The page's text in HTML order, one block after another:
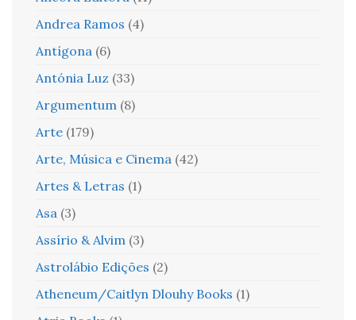
Andrea Ramos (4)
Antígona (6)
Antónia Luz (33)
Argumentum (8)
Arte (179)
Arte, Música e Cinema (42)
Artes & Letras (1)
Asa (3)
Assírio & Alvim (3)
Astrolábio Edições (2)
Atheneum/Caitlyn Dlouhy Books (1)